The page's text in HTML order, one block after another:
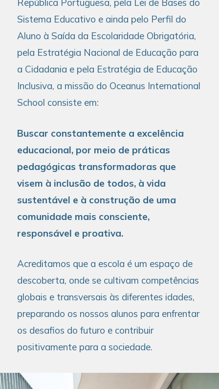
República Portuguesa, pela Lei de Bases do
Sistema Educativo e ainda pelo Perfil do
Aluno à Saída da Escolaridade Obrigatória,
pela Estratégia Nacional de Educação para
a Cidadania e pela Estratégia de Educação
Inclusiva, a missão do Oceanus International
School consiste em:
Buscar constantemente a excelência
educacional, por meio de práticas
pedagógicas transformadoras que
visem à inclusão de todos, à vida
sustentável e à construção de uma
comunidade mais consciente,
responsável e proativa.
Acreditamos que a escola é um espaço de
descoberta, onde se cultivam competências
globais e transversais às diferentes idades,
preparando os nossos alunos para enfrentar
os desafios do futuro e contribuir
positivamente para a sociedade.